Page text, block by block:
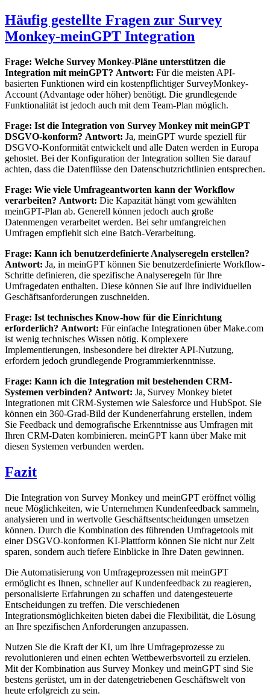
Häufig gestellte Fragen zur Survey
Monkey-meinGPT Integration
Frage: Welche Survey Monkey-Pläne unterstützen die
Integration mit meinGPT? Antwort: Für die meisten API-
basierten Funktionen wird ein kostenpflichtiger SurveyMonkey-
Account (Advantage oder höher) benötigt. Die grundlegende
Funktionalität ist jedoch auch mit dem Team-Plan möglich.
Frage: Ist die Integration von Survey Monkey mit meinGPT
DSGVO-konform? Antwort: Ja, meinGPT wurde speziell für
DSGVO-Konformität entwickelt und alle Daten werden in Europa
gehostet. Bei der Konfiguration der Integration sollten Sie darauf
achten, dass die Datenflüsse den Datenschutzrichtlinien entsprechen.
Frage: Wie viele Umfrageantworten kann der Workflow
verarbeiten? Antwort: Die Kapazität hängt vom gewählten
meinGPT-Plan ab. Generell können jedoch auch große
Datenmengen verarbeitet werden. Bei sehr umfangreichen
Umfragen empfiehlt sich eine Batch-Verarbeitung.
Frage: Kann ich benutzerdefinierte Analyseregeln erstellen?
Antwort: Ja, in meinGPT können Sie benutzerdefinierte Workflow-
Schritte definieren, die spezifische Analyseregeln für Ihre
Umfragedaten enthalten. Diese können Sie auf Ihre individuellen
Geschäftsanforderungen zuschneiden.
Frage: Ist technisches Know-how für die Einrichtung
erforderlich? Antwort: Für einfache Integrationen über Make.com
ist wenig technisches Wissen nötig. Komplexere
Implementierungen, insbesondere bei direkter API-Nutzung,
erfordern jedoch grundlegende Programmierkenntnisse.
Frage: Kann ich die Integration mit bestehenden CRM-
Systemen verbinden? Antwort: Ja, Survey Monkey bietet
Integrationen mit CRM-Systemen wie Salesforce und HubSpot. Sie
können ein 360-Grad-Bild der Kundenerfahrung erstellen, indem
Sie Feedback und demografische Erkenntnisse aus Umfragen mit
Ihren CRM-Daten kombinieren. meinGPT kann über Make mit
diesen Systemen verbunden werden.
Fazit
Die Integration von Survey Monkey und meinGPT eröffnet völlig
neue Möglichkeiten, wie Unternehmen Kundenfeedback sammeln,
analysieren und in wertvolle Geschäftsentscheidungen umsetzen
können. Durch die Kombination des führenden Umfragetools mit
einer DSGVO-konformen KI-Plattform können Sie nicht nur Zeit
sparen, sondern auch tiefere Einblicke in Ihre Daten gewinnen.
Die Automatisierung von Umfrageprozessen mit meinGPT
ermöglicht es Ihnen, schneller auf Kundenfeedback zu reagieren,
personalisierte Erfahrungen zu schaffen und datengesteuerte
Entscheidungen zu treffen. Die verschiedenen
Integrationsmöglichkeiten bieten dabei die Flexibilität, die Lösung
an Ihre spezifischen Anforderungen anzupassen.
Nutzen Sie die Kraft der KI, um Ihre Umfrageprozesse zu
revolutionieren und einen echten Wettbewerbsvorteil zu erzielen.
Mit der Kombination aus Survey Monkey und meinGPT sind Sie
bestens gerüstet, um in der datengetriebenen Geschäftswelt von
heute erfolgreich zu sein.